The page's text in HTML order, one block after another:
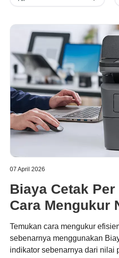
07 April 2026
Biaya Cetak Per
Cara Mengukur
yang
Temukan cara mengukur
sebenarnya menggunakan
indikator sebenarnya dari nilai